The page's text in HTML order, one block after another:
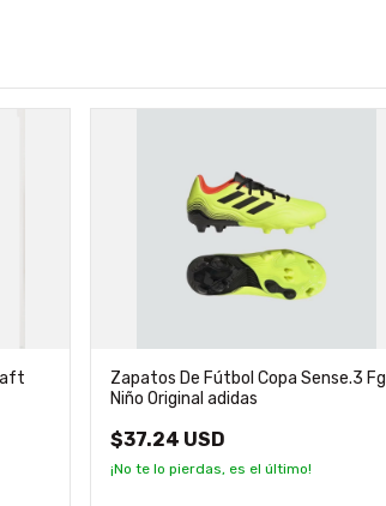
Zapatos De Fútbol Copa Sense.3 Fg
Niño Original adidas
$37.24 USD
¡No te lo pierdas, es el último!